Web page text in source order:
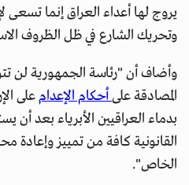
يروج لها أعداء العراق إنما تسعى
وتحريك الشارع في ظل الظروف
وأضاف أن "رئاسة الجمهورية لن
المصادقة علىأحكام الإعدامعلى
بدماء العراقيين الأبرياء بعد أن
القانونية كافة من تمييز
الخاص".